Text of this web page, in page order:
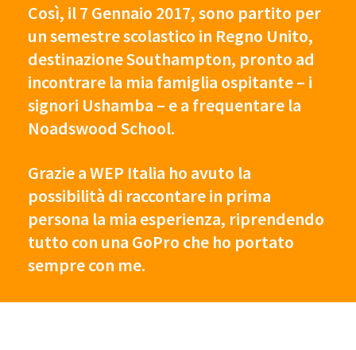
Così, il 7 Gennaio 2017, sono partito per
un semestre scolastico in Regno Unito,
destinazione Southampton, pronto ad
incontrare la mia famiglia ospitante – i
signori Ushamba – e a frequentare la
Noadswood School.
Grazie a WEP Italia ho avuto la
possibilità di raccontare in prima
persona la mia esperienza, riprendendo
tutto con una GoPro che ho portato
sempre con me.